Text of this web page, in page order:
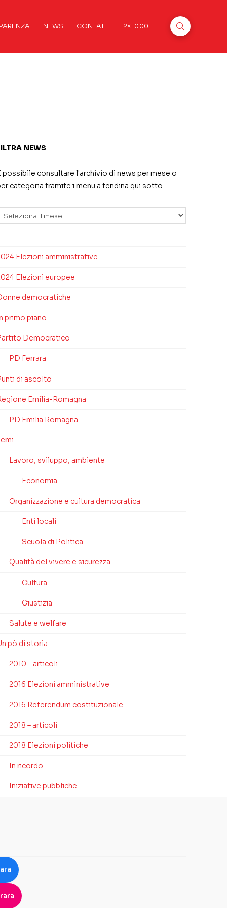
NEWS CONTATTI 2×1000
NEWS
possibile consultare l'archivio di news per mese o
categoria tramite i menu a tendina qui sotto.
Archivi
Elezioni amministrative
Elezioni europee
democratiche
primo piano
Democratico
PD Ferrara
di ascolto
Emilia-Romagna
PD Emilia Romagna
Lavoro, sviluppo, ambiente
Economia
Organizzazione e cultura democratica
Enti locali
Scuola di Politica
Qualità del vivere e sicurezza
Cultura
Giustizia
Salute e welfare
pò di storia
2010 – articoli
2016 Elezioni amministrative
2016 Referendum costituzionale
2018 – articoli
2018 Elezioni politiche
In ricordo
Iniziative pubbliche